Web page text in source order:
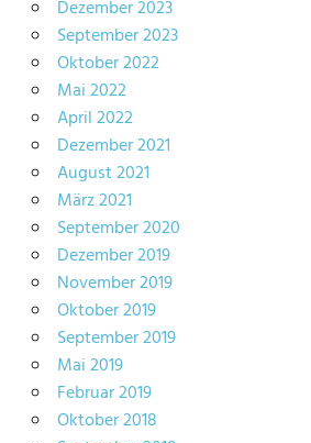
Dezember 2023
September 2023
Oktober 2022
Mai 2022
April 2022
Dezember 2021
August 2021
März 2021
September 2020
Dezember 2019
November 2019
Oktober 2019
September 2019
Mai 2019
Februar 2019
Oktober 2018